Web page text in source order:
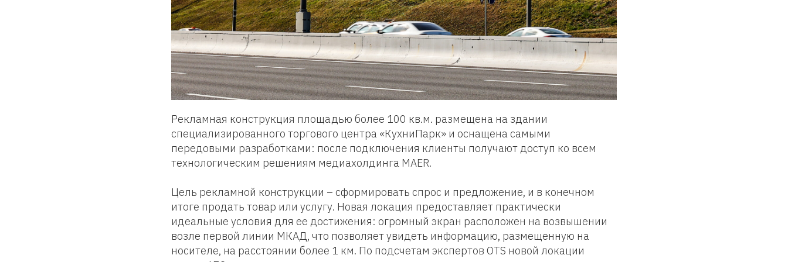
Рекламная конструкция площадью более 100 кв.м. размещена на здании
специализированного торгового центра «КухниПарк» и оснащена самыми
передовыми разработками: после подключения клиенты получают доступ ко всем
технологическим решениям медиахолдинга MAER.
Цель рекламной конструкции – сформировать спрос и предложение, и в конечном
итоге продать товар или услугу. Новая локация предоставляет практически
идеальные условия для ее достижения: огромный экран расположен на возвышении
возле первой линии МКАД, что позволяет увидеть информацию, размещенную на
носителе, на расстоянии более 1 км. По подсчетам экспертов OTS новой локации